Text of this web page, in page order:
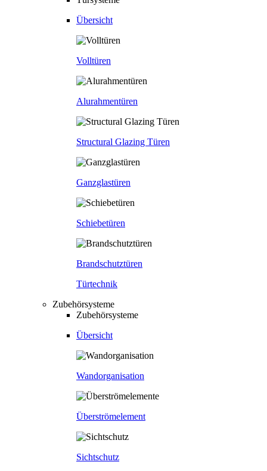
Übersicht
Volltüren
Alurahmentüren
Structural Glazing Türen
Ganzglastüren
Schiebetüren
Brandschutztüren
Türtechnik
Zubehörsysteme
Zubehörsysteme
Übersicht
Wandorganisation
Überströmelement
Sichtschutz